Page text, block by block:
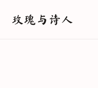
玫瑰与诗人